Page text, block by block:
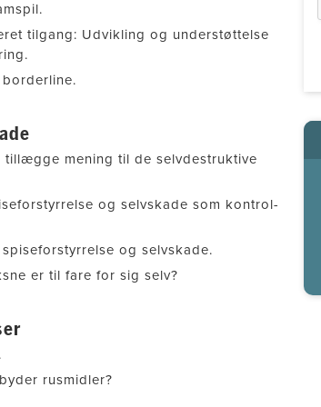
tilgang: Udvikling og understøttelse
mening til de selvdestruktive
og selvskade som kontrol-
og selvskade.
er til fare for sig selv?
rusmidler?